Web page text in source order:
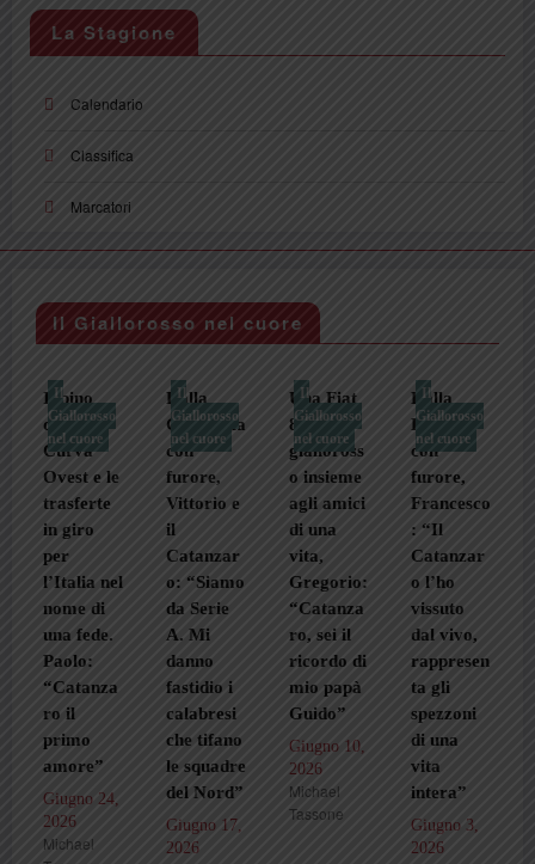
La Stagione
Calendario
Classifica
Marcatori
Il Giallorosso nel cuore
e le
nel
24,
Giallorosso
nel cuore
Germania
con
furore,
Vittorio e
Catanzar
o: “Siamo
da Serie
A. Mi
fastidio i
calabresi
che tifano
le squadre
del Nord”
Giugno 17,
Giallorosso
nel cuore
850 e il
gialloross
o insieme
agli amici
vita,
Gregorio:
“Catanza
ricordo di
mio papà
Guido”
Giugno 10,
2026
Michael
Il
Giallorosso
nel cuore
Dalla
Locride
con
furore,
Francesco
Catanzar
o l’ho
vissuto
dal vivo,
rappresen
ta gli
spezzoni
di una
Giugno 3,
nel cuore
dalla
Manica
Soverato
vivendo
o:
pelle”
Maggio
Michael